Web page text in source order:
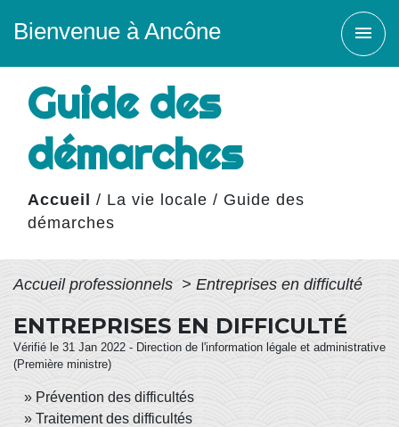
Bienvenue à Ancône menu
Guide des
démarches
Accueil / La vie locale / Guide des
démarches
Accueil professionnels > Entreprises en difficulté
ENTREPRISES EN DIFFICULTÉ
Vérifié le 31 Jan 2022 - Direction de l'information légale et administrative
(Première ministre)
Prévention des difficultés
Traitement des difficultés